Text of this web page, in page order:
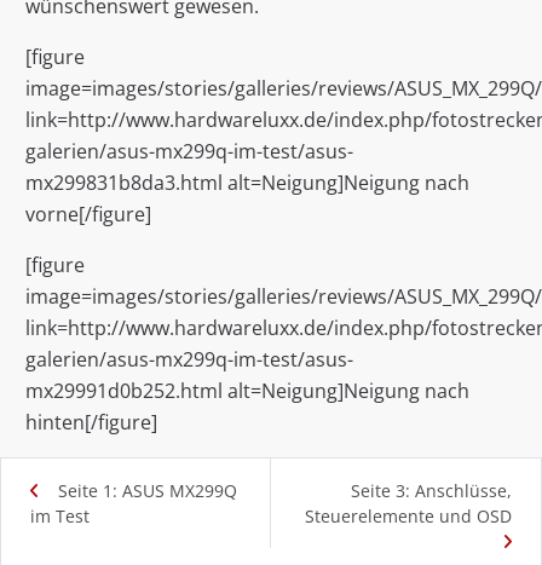
wünschenswert gewesen.
[figure
image=images/stories/galleries/reviews/
link=http://www.hardwareluxx.de/index.php/
galerien/asus-mx299q-im-test/asus-
mx299831b8da3.html alt=Neigung]Neigung nach
vorne[/figure]
[figure
image=images/stories/galleries/reviews/
link=http://www.hardwareluxx.de/index.php/
galerien/asus-mx299q-im-test/asus-
mx29991d0b252.html alt=Neigung]Neigung nach
hinten[/figure]
Seite 1: ASUS MX299Q
im Test
Seite 3: Anschlüsse,
Steuerelemente und OSD